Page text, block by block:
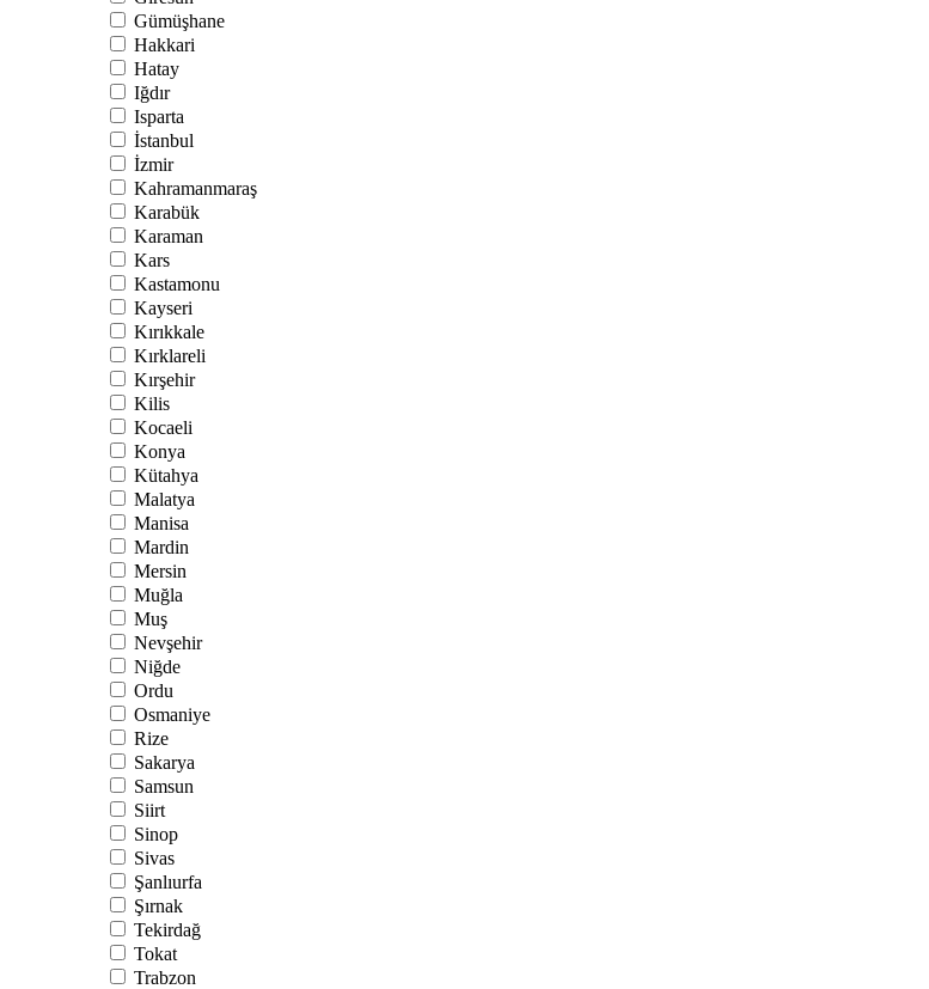
Gümüşhane
Hakkari
Hatay
Iğdır
Isparta
İstanbul
İzmir
Kahramanmaraş
Karabük
Karaman
Kars
Kastamonu
Kayseri
Kırıkkale
Kırklareli
Kırşehir
Kilis
Kocaeli
Konya
Kütahya
Malatya
Manisa
Mardin
Mersin
Muğla
Muş
Nevşehir
Niğde
Ordu
Osmaniye
Rize
Sakarya
Samsun
Siirt
Sinop
Sivas
Şanlıurfa
Şırnak
Tekirdağ
Tokat
Trabzon